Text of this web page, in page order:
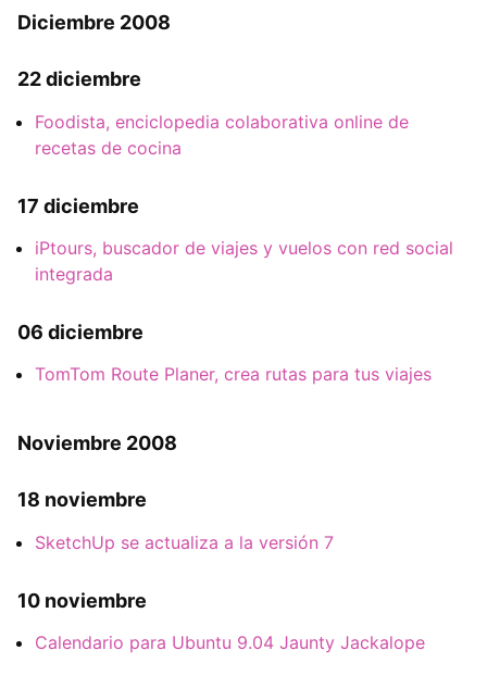
Diciembre 2008
22 diciembre
Foodista, enciclopedia colaborativa online de
recetas de cocina
17 diciembre
iPtours, buscador de viajes y vuelos con red social
integrada
06 diciembre
TomTom Route Planer, crea rutas para tus viajes
Noviembre 2008
18 noviembre
SketchUp se actualiza a la versión 7
10 noviembre
Calendario para Ubuntu 9.04 Jaunty Jackalope